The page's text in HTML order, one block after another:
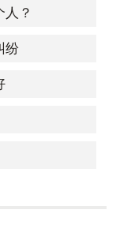
？
纷